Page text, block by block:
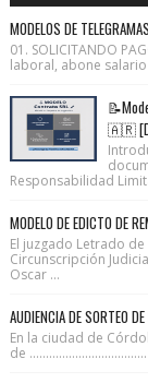
MODELOS DE
01. SOLICITANDO
laboral, abone
🇦🇷
Responsabilidad
MODELO DE EDICTO DE
El juzgado Letrado
Circunscripción
Oscar ...
AUDIENCIA DE SORTEO
En la ciudad de
de ....................................